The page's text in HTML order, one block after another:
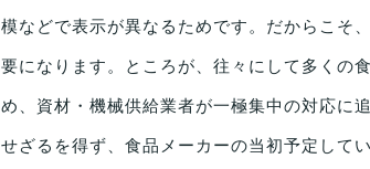
模などで表示が異なるためです。だからこそ
要になります。ところが、往々にして多くの
め、資材・機械供給業者が一極集中の対応に
せざるを得ず、食品メーカーの当初予定して